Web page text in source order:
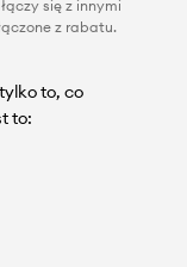
się z innymi
z rabatu.
to, co
to: